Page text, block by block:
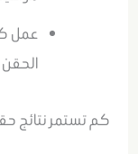
كم تستمر نتائج